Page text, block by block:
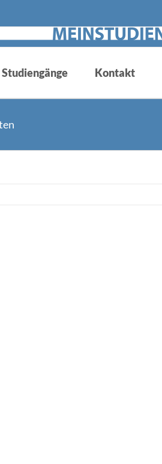
Studiengänge Kontakt